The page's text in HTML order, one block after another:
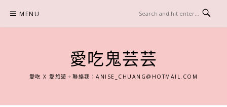
content
MENU
愛吃鬼芸芸
愛吃 X 愛旅遊。聯絡我：ANISE_CHUANG@HOTMAIL.COM